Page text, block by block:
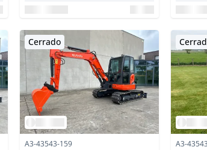
Cerrado
A3-43543-159 A3-